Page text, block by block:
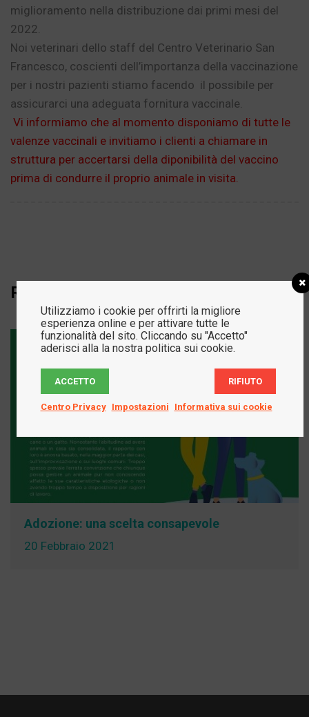
miglioramento nella distribuzione dai primi mesi del
2022.
Noi veterinari dello staff del Centro Veterinario San
Francesco, coscienti dell’importanza della vaccinazione
per i nostri pazienti stiamo facendo il possibile per
assicurarci una adeguata fornitura vaccinale.
Vi informiamo che al momento disponiamo di tutte le
valenze vaccinali e invitiamo i clienti a chiamare in
struttura per accertarsi della diponibilità del vaccino
prima di condurre il proprio animale in visita.
Related Projects
Adozione: una scelta consapevole
20 Febbraio 2021
Utilizziamo i cookie per offrirti la migliore
esperienza online e per attivare tutte le
funzionalità del sito. Cliccando su "Accetto"
aderisci alla la nostra politica sui cookie.
ACCETTO RIFIUTO
Centro Privacy Impostazioni Informativa sui cookie